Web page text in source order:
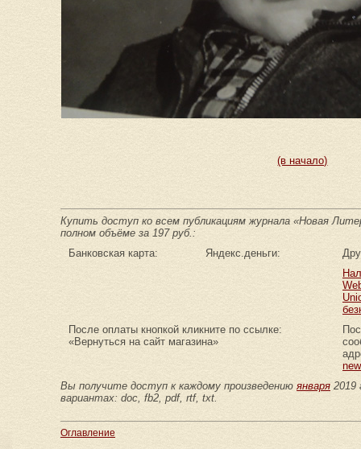
(в начало)
Купить доступ ко всем публикациям журнала «Новая
полном объёме за 197 руб.:
Банковская карта:
Яндекс.деньги:
После оплаты кнопкой кликните по ссылке:
«Вернуться на сайт магазина»
Вы получите доступ к каждому произведению января 2019
вариантах: doc, fb2, pdf, rtf, txt.
Оглавление